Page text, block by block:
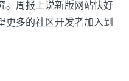
。周报上说新版网站快好
更多的社区开发者加入到